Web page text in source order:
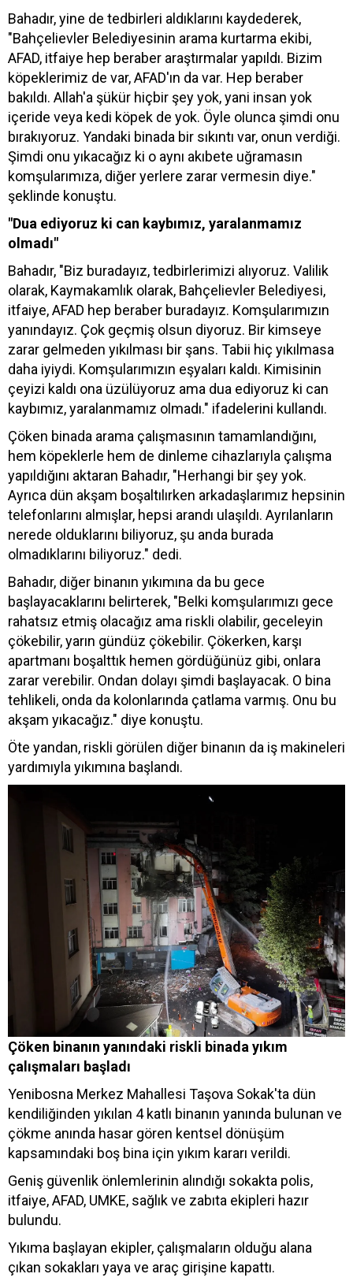
Bahadır, yine de tedbirleri aldıklarını kaydederek,
"Bahçelievler Belediyesinin arama kurtarma ekibi,
AFAD, itfaiye hep beraber araştırmalar yapıldı. Bizim
köpeklerimiz de var, AFAD'ın da var. Hep beraber
bakıldı. Allah'a şükür hiçbir şey yok, yani insan yok
içeride veya kedi köpek de yok. Öyle olunca şimdi onu
bırakıyoruz. Yandaki binada bir sıkıntı var, onun verdiği.
Şimdi onu yıkacağız ki o aynı akıbete uğramasın
komşularımıza, diğer yerlere zarar vermesin diye."
şeklinde konuştu.
"Dua ediyoruz ki can kaybımız, yaralanmamız
olmadı"
Bahadır, "Biz buradayız, tedbirlerimizi alıyoruz. Valilik
olarak, Kaymakamlık olarak, Bahçelievler Belediyesi,
itfaiye, AFAD hep beraber buradayız. Komşularımızın
yanındayız. Çok geçmiş olsun diyoruz. Bir kimseye
zarar gelmeden yıkılması bir şans. Tabii hiç yıkılmasa
daha iyiydi. Komşularımızın eşyaları kaldı. Kimisinin
çeyizi kaldı ona üzülüyoruz ama dua ediyoruz ki can
kaybımız, yaralanmamız olmadı." ifadelerini kullandı.
Çöken binada arama çalışmasının tamamlandığını,
hem köpeklerle hem de dinleme cihazlarıyla çalışma
yapıldığını aktaran Bahadır, "Herhangi bir şey yok.
Ayrıca dün akşam boşaltılırken arkadaşlarımız hepsinin
telefonlarını almışlar, hepsi arandı ulaşıldı. Ayrılanların
nerede olduklarını biliyoruz, şu anda burada
olmadıklarını biliyoruz." dedi.
Bahadır, diğer binanın yıkımına da bu gece
başlayacaklarını belirterek, "Belki komşularımızı gece
rahatsız etmiş olacağız ama riskli olabilir, geceleyin
çökebilir, yarın gündüz çökebilir. Çökerken, karşı
apartmanı boşalttık hemen gördüğünüz gibi, onlara
zarar verebilir. Ondan dolayı şimdi başlayacak. O bina
tehlikeli, onda da kolonlarında çatlama varmış. Onu bu
akşam yıkacağız." diye konuştu.
Öte yandan, riskli görülen diğer binanın da iş makineleri
yardımıyla yıkımına başlandı.
Çöken binanın yanındaki riskli binada yıkım
çalışmaları başladı
Yenibosna Merkez Mahallesi Taşova Sokak'ta dün
kendiliğinden yıkılan 4 katlı binanın yanında bulunan ve
çökme anında hasar gören kentsel dönüşüm
kapsamındaki boş bina için yıkım kararı verildi.
Geniş güvenlik önlemlerinin alındığı sokakta polis,
itfaiye, AFAD, UMKE, sağlık ve zabıta ekipleri hazır
bulundu.
Yıkıma başlayan ekipler, çalışmaların olduğu alana
çıkan sokakları yaya ve araç girişine kapattı.